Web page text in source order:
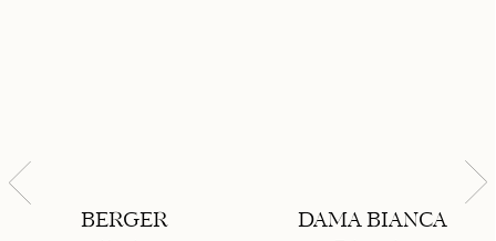
BERGER DAMA BIANCA